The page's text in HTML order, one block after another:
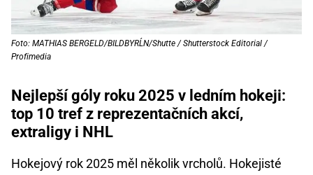
Foto: MATHIAS BERGELD/BILDBYRĹN/Shutte / Shutterstock Editorial /
Profimedia
Nejlepší góly roku 2025 v ledním hokeji:
top 10 tref z reprezentačních akcí,
extraligy i NHL
Hokejový rok 2025 měl několik vrcholů. Hokejisté